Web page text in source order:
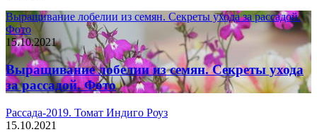
Выращивание лобелии из семян. Секреты ухода за рассадой.
Фото
15.10.2021
Выращивание лобелии из семян. Секреты ухода
за рассадой. Фото
Рассада-2019. Томат Индиго Роуз
15.10.2021